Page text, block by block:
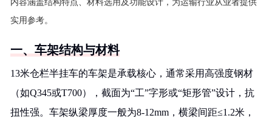
内容涵盖结构特点、材料选用及功能设计，为运输行业从业者提供
实用参考。
一、车架结构与材料
13米仓栏半挂车的车架是承载核心，通常采用高强度钢材
（如Q345或T700），截面为“工”字形或“矩形管”设计，抗
扭性强。车架纵梁厚度一般为8-12mm，横梁间距≤1.2米，